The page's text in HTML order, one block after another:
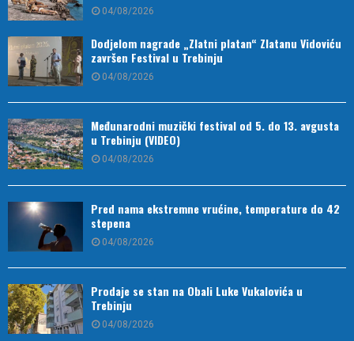
04/08/2026
Dodjelom nagrade „Zlatni platan“ Zlatanu Vidoviću
završen Festival u Trebinju
04/08/2026
Međunarodni muzički festival od 5. do 13. avgusta
u Trebinju (VIDEO)
04/08/2026
Pred nama ekstremne vrućine, temperature do 42
stepena
04/08/2026
Prodaje se stan na Obali Luke Vukalovića u
Trebinju
04/08/2026